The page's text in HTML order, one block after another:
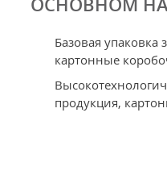
Базовая
картонные
продукция,